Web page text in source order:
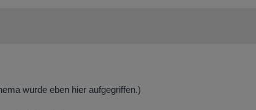
wurde eben hier aufgegriffen.)